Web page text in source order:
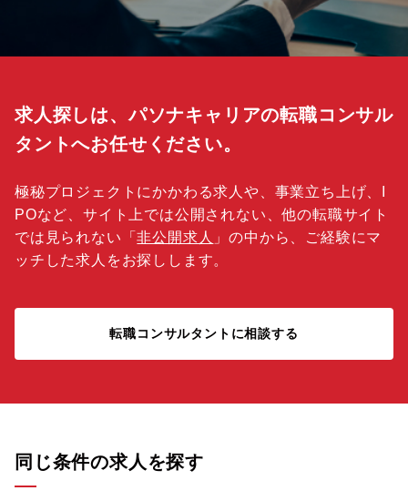
求人探しは、パソナキャリアの転職コンサル
タントへお任せください。
極秘プロジェクトにかかわる求人や、事業立ち上げ、I
POなど、サイト上では公開されない、他の転職サイト
では見られない「非公開求人 」の中から、ご経験にマ
ッチした求人をお探しします。
転職コンサルタントに相談する
同じ条件の求人を探す